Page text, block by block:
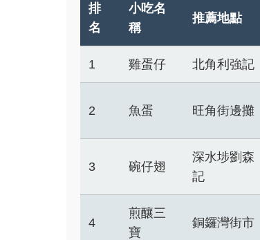
排
名
小吃名
稱
推薦地點
1 雞蛋仔 北角利強記
2 魚蛋 旺角街邊攤
3 碗仔翅
深水埗劉森
記
4
煎釀三
寶
銅鑼灣街市